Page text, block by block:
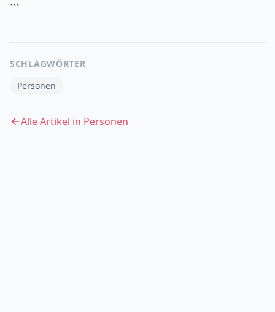
```
SCHLAGWÖRTER
Personen
Alle Artikel in Personen